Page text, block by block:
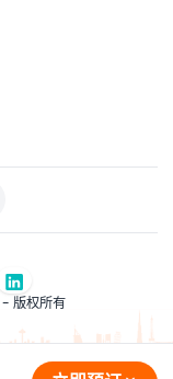
- 版权所有